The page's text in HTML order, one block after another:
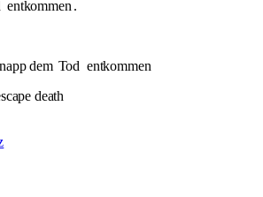
entkommen .
dem Tod entkommen
death